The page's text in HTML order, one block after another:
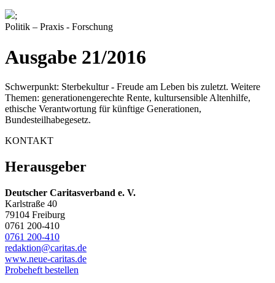
;
Politik – Praxis - Forschung
Ausgabe 21/2016
Schwerpunkt: Sterbekultur - Freude am Leben bis zuletzt. Weitere
Themen: generationengerechte Rente, kultursensible Altenhilfe,
ethische Verantwortung für künftige Generationen,
Bundesteilhabegesetz.
KONTAKT
Herausgeber
Deutscher Caritasverband e. V.
Karlstraße 40
79104 Freiburg
0761 200-410
0761 200-410
redaktion@caritas.de
www.neue-caritas.de
Probeheft bestellen